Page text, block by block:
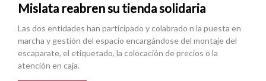
Mislata reabren su tienda solidaria
Las dos entidades han participado y colabrado n la puesta en
marcha y gestión del espacio encargándose del montaje del
escaparate, el etiquetado, la colocación de precios o la
atención en caja.